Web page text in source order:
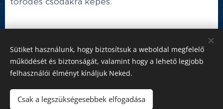
Honlap tulajdonos:Hédervár Község Önkormányzata
Adatvédelmi tájékoztató
Sütiket használunk, hogy biztosítsuk a weboldal megfelelő
működését és biztonságát, valamint hogy a lehető legjobb
felhasználói élményt kínáljuk Neked.
Csak a legszükségesebbek elfogadása